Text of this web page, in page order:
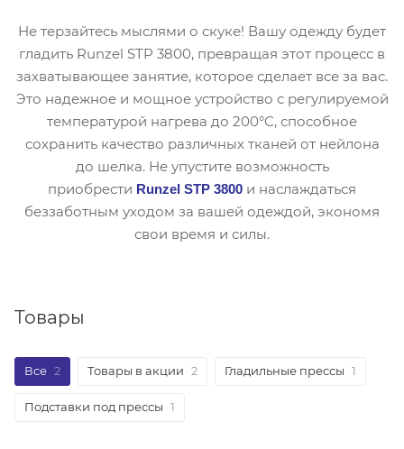
Не терзайтесь мыслями о скуке! Вашу одежду будет
гладить Runzel STP 3800, превращая этот процесс в
захватывающее занятие, которое сделает все за вас.
Это надежное и мощное устройство с регулируемой
температурой нагрева до 200°C, способное
сохранить качество различных тканей от нейлона
до шелка. Не упустите возможность
приобрести Runzel STP 3800 и наслаждаться
беззаботным уходом за вашей одеждой, экономя
свои время и силы.
Товары
Все 2 Товары в акции 2 Гладильные прессы 1
Подставки под прессы 1